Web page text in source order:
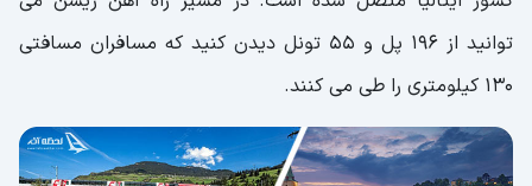
توانید از 196 پل و 55 تونل دیدن کنید که مسافران مسافتی
130 کیلومتری را طی می کنند.